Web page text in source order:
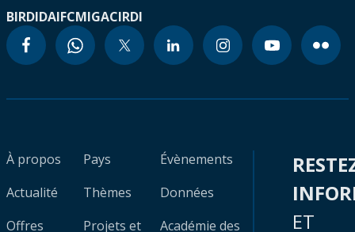
BIRDIDAIFCMIGACIRDI
À propos
Actualité
Offres
Pays
Thèmes
Projets et
Évènements
Données
Académie des
ET